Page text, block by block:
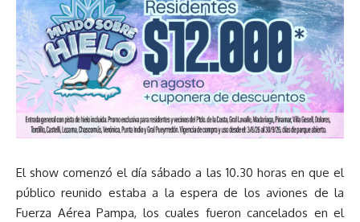
El show comenzó el día sábado a las 10.30 horas en que el
público reunido estaba a la espera de los aviones de la
Fuerza Aérea Pampa, los cuales fueron cancelados en el